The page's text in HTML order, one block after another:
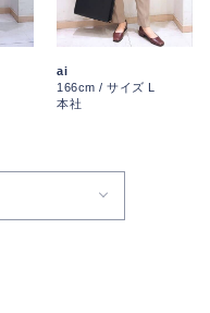
ai
166cm / サイズ L
本社